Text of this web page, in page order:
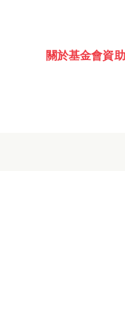
關於基金會資助